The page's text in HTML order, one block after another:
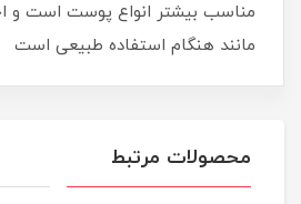
مناسب بیشتر انواع پوست است
مانند هنگام استفاده طبیعی است
محصولات مرتبط